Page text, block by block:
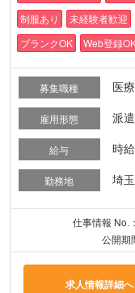
制服あり
未経験者歓迎
ブランクOK
Web登録
募集職種 医
雇用形態 派遣
給与 時
勤務地 埼
仕事情報 No.
公開期
求人情報詳細へ